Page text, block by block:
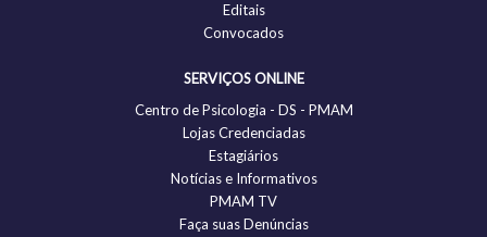
Editais
Convocados
SERVIÇOS ONLINE
Centro de Psicologia - DS - PMAM
Lojas Credenciadas
Estagiários
Notícias e Informativos
PMAM TV
Faça suas Denúncias